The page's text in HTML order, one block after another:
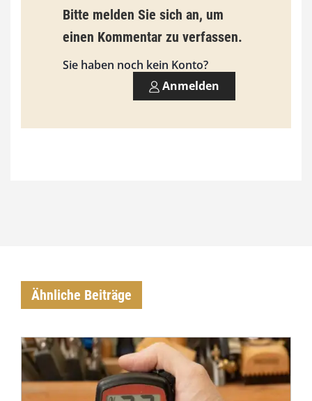
9
3
0
0
Bitte melden Sie sich an, um
einen Kommentar zu verfassen.
Sie haben noch kein Konto?
Anmelden
Ähnliche Beiträge